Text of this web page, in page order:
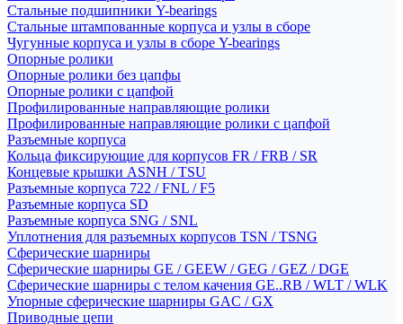
Стальные подшипники Y-bearings
Стальные штампованные корпуса и узлы в сборе
Чугунные корпуса и узлы в сборе Y-bearings
Опорные ролики
Опорные ролики без цапфы
Опорные ролики с цапфой
Профилированные направляющие ролики
Профилированные направляющие ролики с цапфой
Разъемные корпуса
Кольца фиксирующие для корпусов FR / FRB / SR
Концевые крышки ASNH / TSU
Разъемные корпуса 722 / FNL / F5
Разъемные корпуса SD
Разъемные корпуса SNG / SNL
Уплотнения для разъемных корпусов TSN / TSNG
Сферические шарниры
Сферические шарниры GE / GEEW / GEG / GEZ / DGE
Сферические шарниры с телом качения GE..RB / WLT / WLK
Упорные сферические шарниры GAC / GX
Приводные цепи